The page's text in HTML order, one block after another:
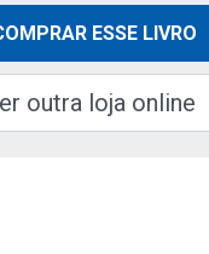
ESSE LIVRO